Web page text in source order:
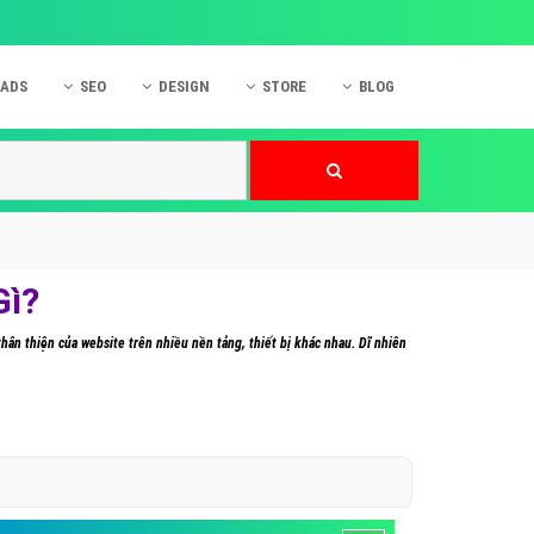
SEO DESIGN STORE BLOG
thiện của website trên nhiều nền tảng, thiết bị khác nhau. Dĩ nhiên